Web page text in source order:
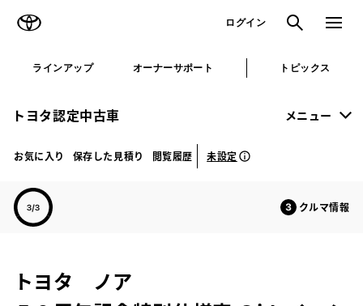
ログイン 検索 メニュ
ラインアップ オーナーサポート トピックス
トヨタ認定中古車 メニュー
お気に入り 保存した見積り 閲覧履歴 未設定
クルマ情報
トヨタ ノア